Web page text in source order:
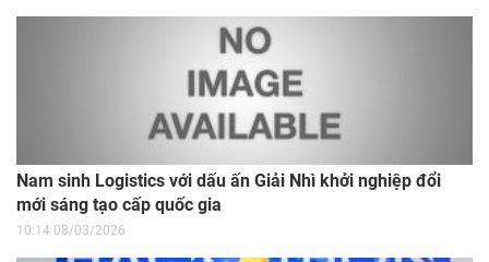
Nam sinh Logistics với dấu ấn Giải Nhì khởi nghiệp đổi
mới sáng tạo cấp quốc gia
10:14 08/03/2026